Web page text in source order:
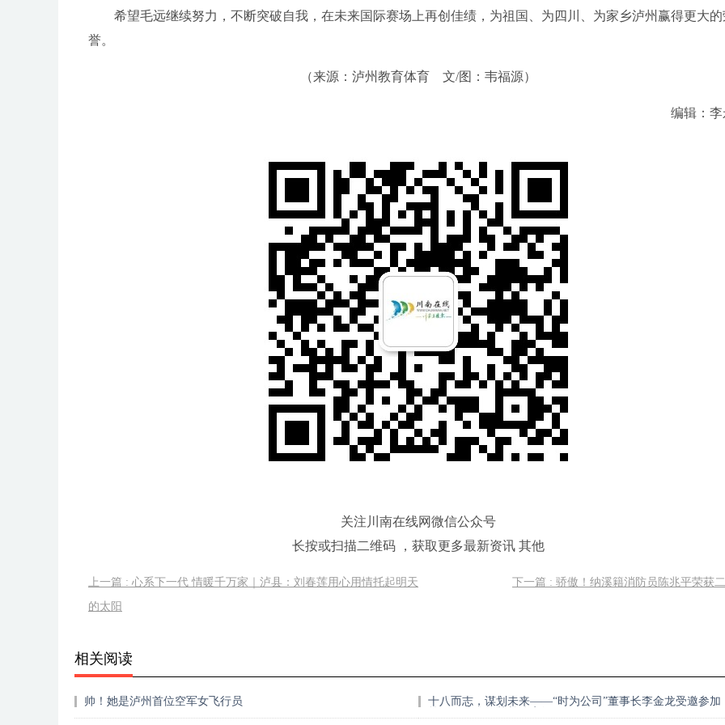
希望毛远继续努力，不断突破自我，在未来国际赛场上再创佳绩，为祖国、为四川、为家乡泸州赢得更大的
誉。
（来源：泸州教育体育 文/图：韦福源）
编辑：
关注川南在线网微信公众号
长按或扫描二维码 ，获取更多最新资讯 其他
上一篇 : 心系下一代 情暖千万家｜泸县：刘春莲用心用情托起明天
的太阳
下一篇 : 骄傲！纳溪籍消防员陈兆平荣获
相关阅读
帅！她是泸州首位空军女飞行员
十八而志，谋划未来——“时为公司”董事长李金龙受邀参加